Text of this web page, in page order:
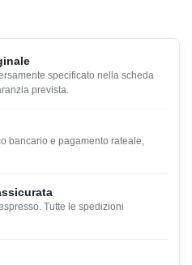
specificato nella scheda
prevista.
bancario e pagamento rateale,
Tutte le spedizioni